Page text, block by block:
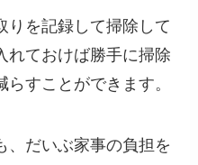
りを記録して掃除して
れておけば勝手に掃除
すことができます。
、だいぶ家事の負担を